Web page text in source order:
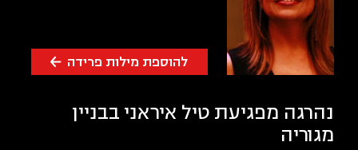
להוספת מילות פרידה
נהרגה מפגיעת טיל איראני בבניין
מגוריה